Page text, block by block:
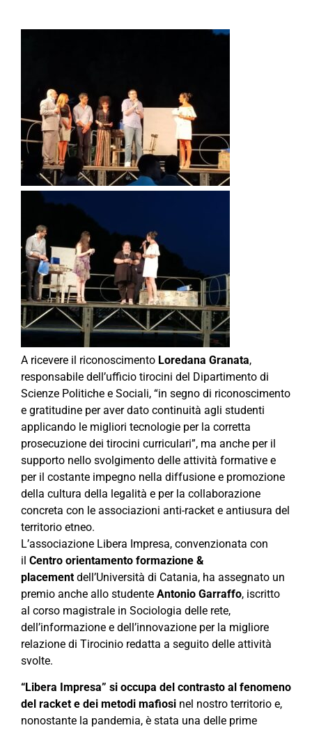
A ricevere il riconoscimento Loredana Granata,
responsabile dell’ufficio tirocini del Dipartimento di
Scienze Politiche e Sociali, “in segno di riconoscimento
e gratitudine per aver dato continuità agli studenti
applicando le migliori tecnologie per la corretta
prosecuzione dei tirocini curriculari”, ma anche per il
supporto nello svolgimento delle attività formative e
per il costante impegno nella diffusione e promozione
della cultura della legalità e per la collaborazione
concreta con le associazioni anti-racket e antiusura del
territorio etneo.
L’associazione Libera Impresa, convenzionata con
il Centro orientamento formazione &
placement dell’Università di Catania, ha assegnato un
premio anche allo studente Antonio Garraffo, iscritto
al corso magistrale in Sociologia delle rete,
dell’informazione e dell’innovazione per la migliore
relazione di Tirocinio redatta a seguito delle attività
svolte.
“Libera Impresa” si occupa del contrasto al fenomeno
del racket e dei metodi mafiosi nel nostro territorio e,
nonostante la pandemia, è stata una delle prime